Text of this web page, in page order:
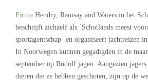
Firma Hendry, Ramsay and Waters in het
beschrijft zichzelf als ´Schotlands meest
sportagentschap´ en organiseert jachtreizen
In Noorwegen kunnen gegadigden in de
september op Rudolf jagen. Aangezien
dieren die ze hebben geschoten, zijn op de